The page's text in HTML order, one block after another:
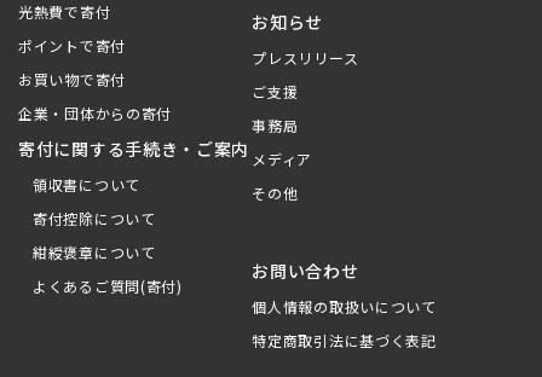
光熱費で寄付
ポイントで寄付
お買い物で寄付
企業・団体からの寄付
寄付に関する手続き・ご案内
領収書について
寄付控除について
紺綬褒章について
よくあるご質問(寄付)
お知らせ
プレスリリース
ご支援
事務局
メディア
その他
お問い合わせ
個人情報の取扱いについて
特定商取引法に基づく表記